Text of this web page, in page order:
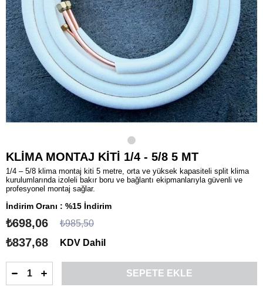
KLİMA MONTAJ KİTİ 1/4 - 5/8 5 MT
1/4 – 5/8 klima montaj kiti 5 metre, orta ve yüksek kapasiteli split klima
kurulumlarında izoleli bakır boru ve bağlantı ekipmanlarıyla güvenli ve
profesyonel montaj sağlar.
İndirim Oranı : %15 İndirim
₺985,50
₺698,06
KDV Dahil
₺837,68